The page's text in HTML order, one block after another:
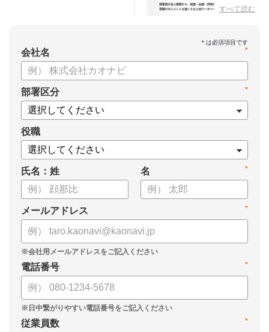
すべて読む
*
会社名
*
部署区分
役職
氏名：姓 *
名
*
メールアドレス
*
電話番号
*
従業員数